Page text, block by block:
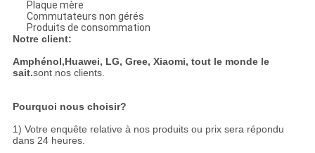
Plaque mère
Commutateurs non gérés
Produits de consommation
Notre client:
Amphénol,Huawei, LG, Gree, Xiaomi, tout le monde le
sait.sont nos clients.
Pourquoi nous choisir?
1) Votre enquête relative à nos produits ou prix sera répondu
dans 24 heures.